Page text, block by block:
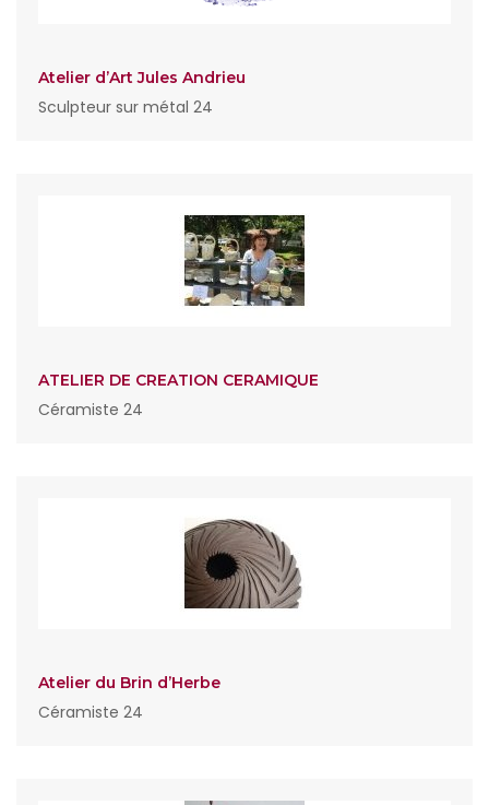
Atelier d’Art Jules Andrieu
Sculpteur sur métal 24
ATELIER DE CREATION CERAMIQUE
Céramiste 24
Atelier du Brin d’Herbe
Céramiste 24